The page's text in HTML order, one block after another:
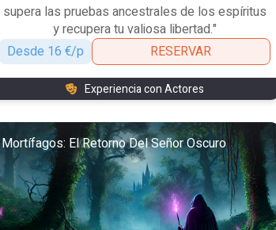
supera las pruebas ancestrales de los espíritus
y recupera tu valiosa libertad."
Desde 16 €/p
RESERVAR
Experiencia con Actores
Mortífagos: El Retorno Del Señor Oscuro